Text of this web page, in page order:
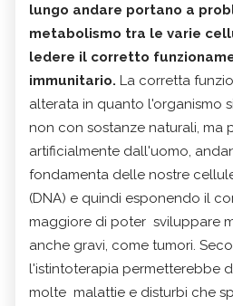
lungo andare portano a
metabolismo tra le varie
ledere il corretto
immunitario. La corretta
alterata in quanto l'organismo
non con sostanze naturali, ma
artificialmente dall'uomo,
fondamenta delle nostre
(DNA) e quindi esponendo il
maggiore di poter sviluppare
anche gravi, come tumori.
l'istintoterapia permetterebbe
molte malattie e disturbi che